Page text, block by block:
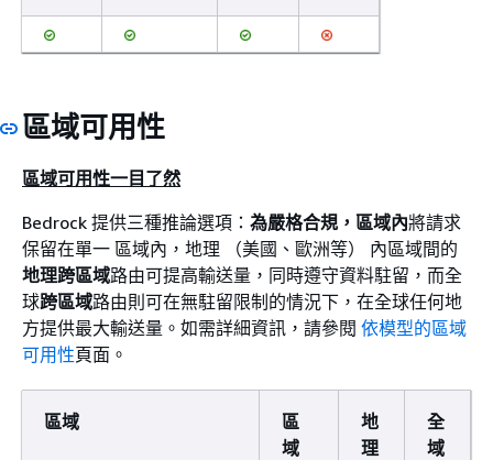
區域可用性
區域可用性一目了然
Bedrock 提供三種推論選項： 為嚴格合規，區域內將請求
保留在單一 區域內，地理 （美國、歐洲等） 內區域間的
地理跨區域路由可提高輸送量，同時遵守資料駐留，而全
球跨區域路由則可在無駐留限制的情況下，在全球任何地
方提供最大輸送量。如需詳細資訊，請參閱 依模型的區域
可用性頁面。
區域
區
域
地
理
全
域